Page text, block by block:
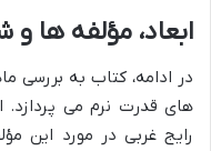
ابعاد، مؤلفه ها
در ادامه، کتاب به بررسی
های قدرت نرم می پردازد.
رایج غربی در مورد این